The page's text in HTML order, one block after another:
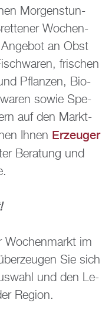
Mor­gen­stun­
Wo­chen­
an Obst
fri­schen
Pflan­zen, Bio­
sowie Spe­
auf den Markt­
Ihnen Er­zeu­ger
Be­ra­tung und
Wo­chen­markt im
Sie sich
und den Le­
Re­gi­on.